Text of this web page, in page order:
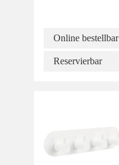
Online bestellbar
Reservierbar